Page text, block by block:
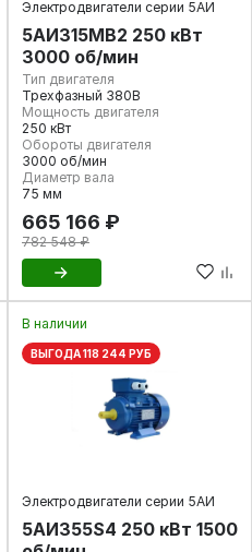
Электродвигатели серии 5АИ
5АИ315MВ2 250 кВт
3000 об/мин
Тип двигателя
Трехфазный 380В
Мощность двигателя
250 кВт
Обороты двигателя
3000 об/мин
Диаметр вала
75 мм
665 166 ₽
782 548 ₽
В наличии
ВЫГОДА 118 244 РУБ
Электродвигатели серии 5АИ
5АИ355S4 250 кВт 1500